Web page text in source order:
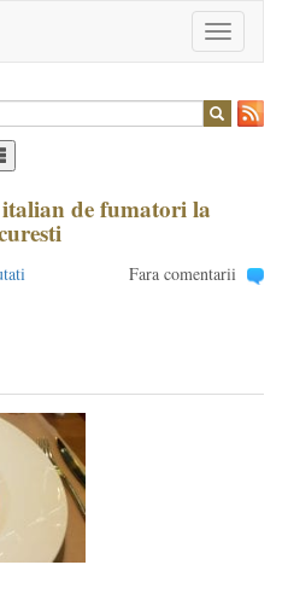
Toggle
navigation
de fumatori la
Fara comentarii